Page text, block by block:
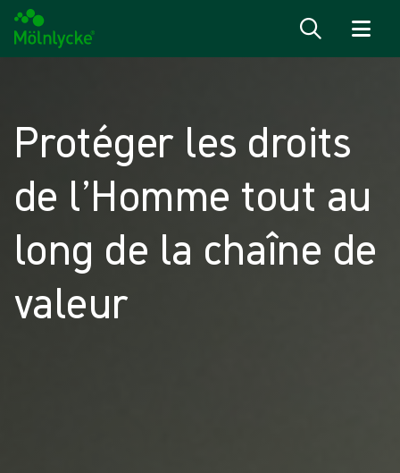
Protéger les droits
de l’Homme tout au
long de la chaîne de
valeur